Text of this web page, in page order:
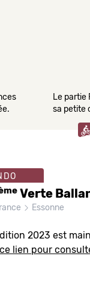
Le partie
sa petite
Verte
Essonne
2023 est
lien pour